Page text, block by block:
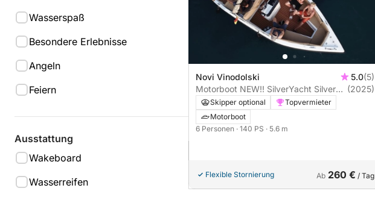
Wasserspaß
Besondere Erlebnisse
Angeln
Feiern
Ausstattung
Wakeboard
Wasserreifen
Novi Vinodolski 5.0(5)
Motorboot NEW!! SilverYacht Silver
555 140PS
(2025)
Skipper optional
Topvermieter
Motorboot
6 Personen · 140 PS · 5.6 m
Flexible Stornierung Ab 260 € / Tag